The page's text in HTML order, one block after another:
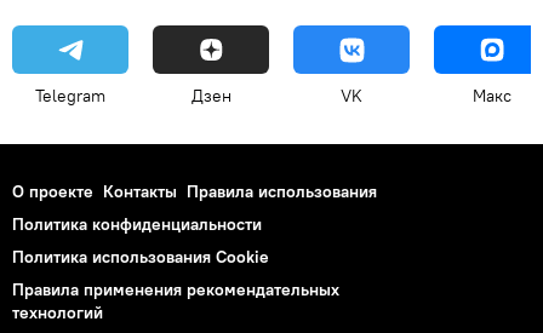
Telegram Дзен VK Макс
О проекте Контакты Правила использования
Политика конфиденциальности
Политика использования Cookie
Правила применения рекомендательных
технологий